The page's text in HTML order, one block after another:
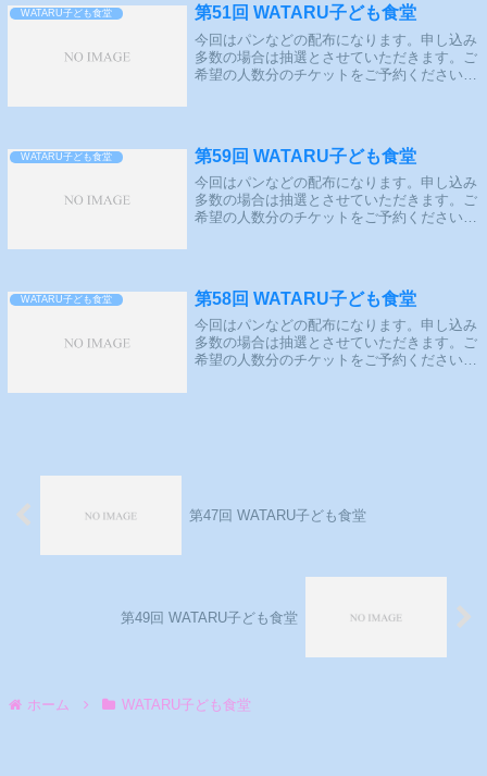
WATARU子ども食堂 第51回 WATARU子ども食堂
今回はパンなどの配布になります。申し込み
多数の場合は抽選とさせていただきます。ご
希望の人数分のチケットをご予約ください。
選...
WATARU子ども食堂 第59回 WATARU子ども食堂
今回はパンなどの配布になります。申し込み
多数の場合は抽選とさせていただきます。ご
希望の人数分のチケットをご予約ください。
WATARU子ども食堂 第58回 WATARU子ども食堂
今回はパンなどの配布になります。申し込み
多数の場合は抽選とさせていただきます。ご
希望の人数分のチケットをご予約ください。
第47回 WATARU子ども食堂
第49回 WATARU子ども食堂
ホーム WATARU子ども食堂